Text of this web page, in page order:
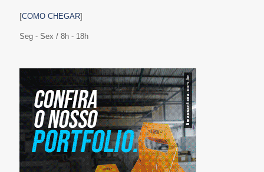
[COMO CHEGAR]
Seg - Sex / 8h - 18h